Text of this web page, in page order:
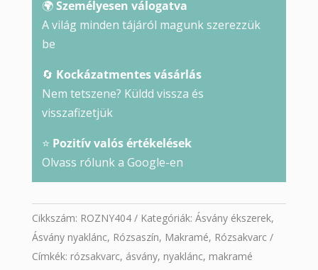
🌍Személyesen válogatva
A világ minden tájáról magunk szerezzük
be
🔄 Kockázatmentes vásárlás
Nem tetszene? Küldd vissza és
visszafizetjük
⭐ Pozitív valós értékelések
Olvass rólunk a Google-en
Cikkszám: ROZNY404 Kategóriák: Ásvány ékszerek,
Ásvány nyaklánc, Rózsaszín, Makramé, Rózsakvarc
Címkék: rózsakvarc, ásvány, nyaklánc, makramé